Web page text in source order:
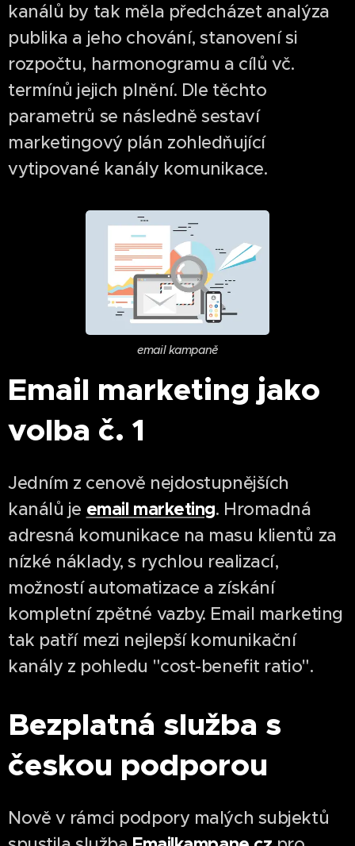
kanálů by tak měla předcházet analýza
publika a jeho chování, stanovení si
rozpočtu, harmonogramu a cílů vč.
termínů jejich plnění. Dle těchto
parametrů se následně sestaví
marketingový plán zohledňující
vytipované kanály komunikace.
email kampaně
Email marketing jako
volba č. 1
Jedním z cenově nejdostupnějších
kanálů je email marketing. Hromadná
adresná komunikace na masu klientů za
nízké náklady, s rychlou realizací,
možností automatizace a získání
kompletní zpětné vazby. Email marketing
tak patří mezi nejlepší komunikační
kanály z pohledu "cost-benefit ratio".
Bezplatná služba s
českou podporou
Nově v rámci podpory malých subjektů